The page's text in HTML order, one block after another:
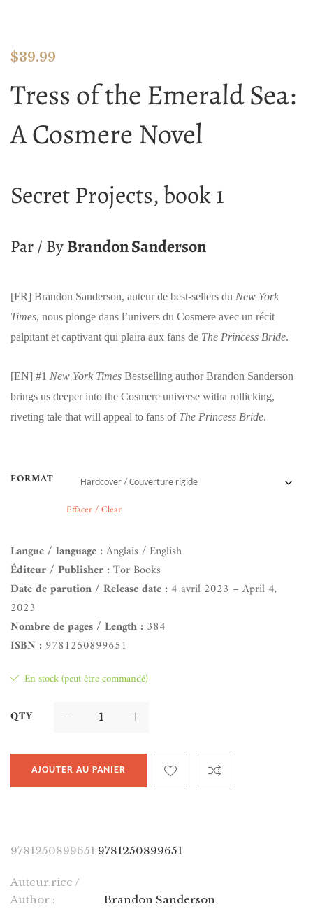
$39.99
Tress of the Emerald Sea:
A Cosmere Novel
Secret Projects, book 1
Par / ByBrandon Sanderson
[FR] Brandon Sanderson, auteur de best-sellers du New York
Times, nous plonge dans l’univers du Cosmere avec un récit
palpitant et captivant qui plaira aux fans de The Princess Bride.
[EN] #1 New York Times Bestselling author Brandon Sanderson
brings us deeper into the Cosmere universe witha rollicking,
riveting tale that will appeal to fans of The Princess Bride.
FORMAT
Effacer / Clear
Langue / language :Anglais / English
Éditeur / Publisher :Tor Books
Date de parution / Release date : 4 avril 2023 – April 4,
2023
Nombre de pages / Length : 384
ISBN : 9781250899651
En stock (peut être commandé)
QTY
AJOUTER AU PANIER
9781250899651 9781250899651
Auteur.rice /
Author :
Brandon Sanderson